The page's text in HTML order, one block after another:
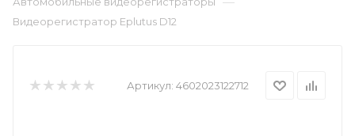
Видеорегистратор Eplutus D12
Артикул: 4602023122712